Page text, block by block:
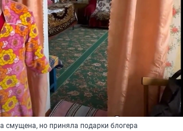
смущена, но приняла подарки блогера